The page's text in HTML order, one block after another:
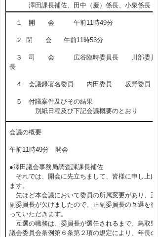
澤田課長補佐、田中（慶）係長、小泉係長
１ 開 会 午前11時49分
２ 閉 会 午前11時53分
３ 司 会 広谷臨時委員長 川部委員
長
４ 会議録署名委員 内田委員 坂野委員
５ 付議案件及びその結果
別紙日程及び下記会議概要のとおり
会議の概要
午前11時49分 開会
●澤田議会事務局調査課課長補佐
それでは、開会に先立ちまして、皆様に申し上げ
ます。
先ほど本会議において委員の所属変更があり、正
副委員長が欠けましたので、正副委員長の互選を行
っていただきます。
互選の職務は、委員長が選任されるまで、鳥取県
議会委員会条例第６条第２項の規定により、年長の